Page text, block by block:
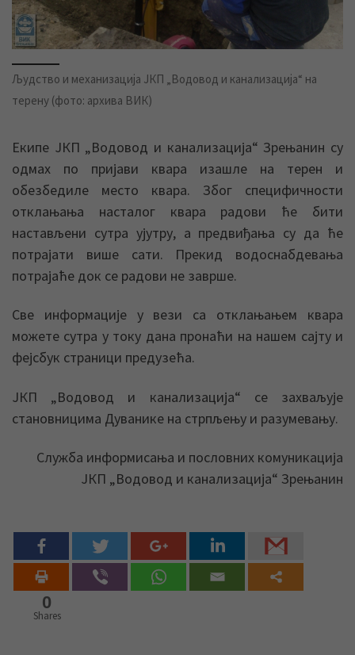
Људство и механизација ЈКП „Водовод и канализација“ на
терену (фото: архива ВИК)
Екипе ЈКП „Водовод и канализација“ Зрењанин су
одмах по пријави квара изашле на терен и
обезбедиле место квара. Због специфичности
отклањања насталог квара радови ће бити
настављени сутра ујутру, а предвиђања су да ће
потрајати више сати. Прекид водоснабдевања
потрајаће док се радови не заврше.
Све информације у вези са отклањањем квара
можете сутра у току дана пронаћи на нашем сајту и
фејсбук страници предузећа.
ЈКП „Водовод и канализација“ се захваљује
становницима Дуванике на стрпљењу и разумевању.
Служба информисања и пословних комуникација
ЈКП „Водовод и канализација“ Зрењанин
0
Shares